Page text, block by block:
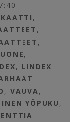
,
,
,
,
, LINDEX
,VAUVA,
YÖPUKU ,